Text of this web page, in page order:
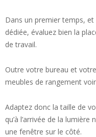
Dans un premier temps, et
dédiée, évaluez bien la
de travail.
Outre votre bureau et
meubles de rangement
Adaptez donc la taille de
qu’à l’arrivée de la
une fenêtre sur le côté.